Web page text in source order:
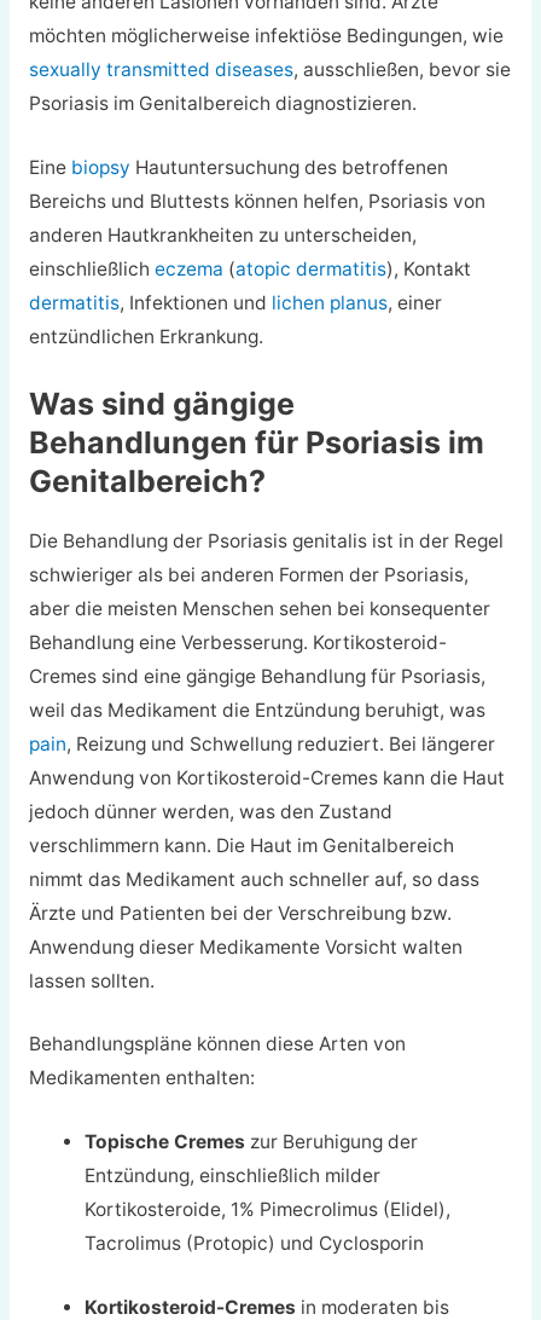
möchten möglicherweise infektiöse Bedingungen, wie
sexually transmitted diseases, ausschließen, bevor sie
Psoriasis im Genitalbereich diagnostizieren.
Eine biopsy Hautuntersuchung des betroffenen
Bereichs und Bluttests können helfen, Psoriasis von
anderen Hautkrankheiten zu unterscheiden,
einschließlich eczema (atopic dermatitis), Kontakt
dermatitis, Infektionen und lichen planus, einer
entzündlichen Erkrankung.
Was sind gängige
Behandlungen für Psoriasis im
Genitalbereich?
Die Behandlung der Psoriasis genitalis ist in der Regel
schwieriger als bei anderen Formen der Psoriasis,
aber die meisten Menschen sehen bei konsequenter
Behandlung eine Verbesserung. Kortikosteroid-
Cremes sind eine gängige Behandlung für Psoriasis,
weil das Medikament die Entzündung beruhigt, was
pain, Reizung und Schwellung reduziert. Bei längerer
Anwendung von Kortikosteroid-Cremes kann die Haut
jedoch dünner werden, was den Zustand
verschlimmern kann. Die Haut im Genitalbereich
nimmt das Medikament auch schneller auf, so dass
Ärzte und Patienten bei der Verschreibung bzw.
Anwendung dieser Medikamente Vorsicht walten
lassen sollten.
Behandlungspläne können diese Arten von
Medikamenten enthalten:
Topische Cremes zur Beruhigung der
Entzündung, einschließlich milder
Kortikosteroide, 1% Pimecrolimus (Elidel),
Tacrolimus (Protopic) und Cyclosporin
Kortikosteroid-Cremes in moderaten bis